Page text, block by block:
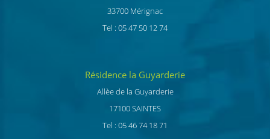
33700 Mérignac
Tel : 05 47 50 12 74
Résidence la Guyarderie
Allèe de la Guyarderie
17100 SAINTES
Tel : 05 46 74 18 71